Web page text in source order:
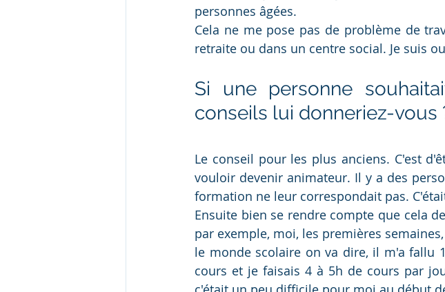
personnes âgées.
Cela ne me pose pas de problème de
retraite ou dans un centre social. Je suis
Si une personne
conseils lui donneriez-vous
Le conseil pour les plus anciens. C'est
vouloir devenir animateur. Il y a des
formation ne leur correspondait pas.
Ensuite bien se rendre compte que cela
par exemple, moi, les premières
le monde scolaire on va dire, il m'a fallu
cours et je faisais 4 à 5h de cours par